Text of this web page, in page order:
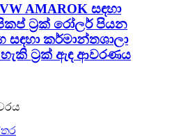
AMAROK සඳහා
ට්‍රක් රෝලර් පියන
සඳහා කර්මාන්තශාලා
ට්‍රක් ඇඳ ආවරණය